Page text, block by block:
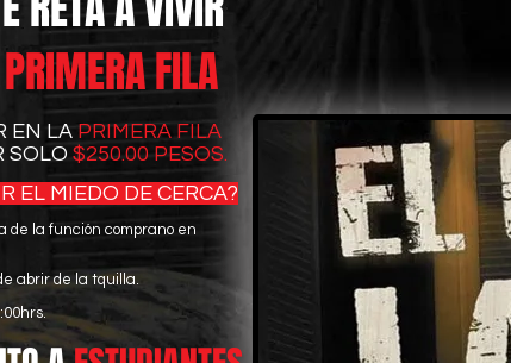
PRIMERA FILA
EN LAPRIMERA FILA
SOLO $250.00 PESOS.
EL MIEDO DE CERCA?
de la función comprano en
abrir de la tquilla.